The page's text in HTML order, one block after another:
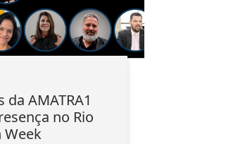
da AMATRA1
no Rio